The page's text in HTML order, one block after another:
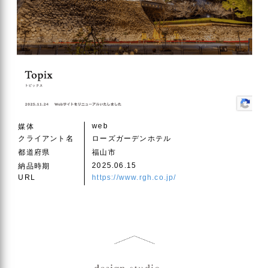
媒体
web
クライアント名
ローズガーデンホテル
都道府県
福山市
納品時期
2025.06.15
URL
https://www.rgh.co.jp/